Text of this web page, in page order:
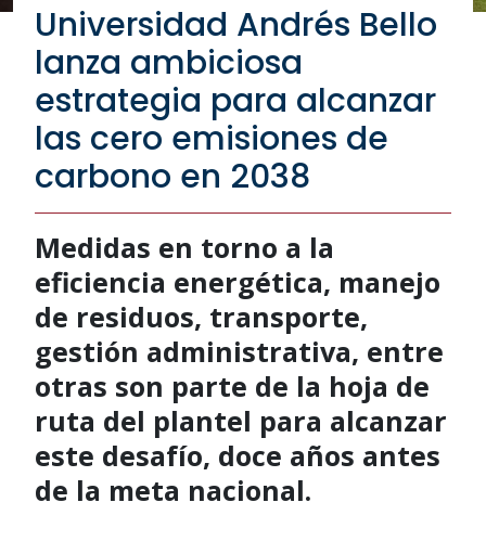
Universidad Andrés Bello
lanza ambiciosa
estrategia para alcanzar
las cero emisiones de
carbono en 2038
Medidas en torno a la
eficiencia energética, manejo
de residuos, transporte,
gestión administrativa, entre
otras son parte de la hoja de
ruta del plantel para alcanzar
este desafío, doce años antes
de la meta nacional.